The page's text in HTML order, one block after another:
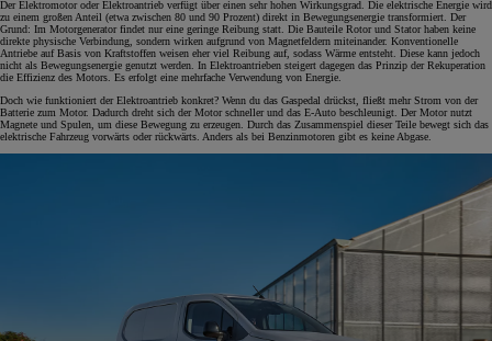
Der Elektromotor oder Elektroantrieb verfügt über einen sehr hohen Wirkungsgrad. Die elektrische Energie wird
zu einem großen Anteil (etwa zwischen 80 und 90 Prozent) direkt in Bewegungsenergie transformiert. Der
Grund: Im Motorgenerator findet nur eine geringe Reibung statt. Die Bauteile Rotor und Stator haben keine
direkte physische Verbindung, sondern wirken aufgrund von Magnetfeldern miteinander. Konventionelle
Antriebe auf Basis von Kraftstoffen weisen eher viel Reibung auf, sodass Wärme entsteht. Diese kann jedoch
nicht als Bewegungsenergie genutzt werden. In Elektroantrieben steigert dagegen das Prinzip der Rekuperation
die Effizienz des Motors. Es erfolgt eine mehrfache Verwendung von Energie.
Doch wie funktioniert der Elektroantrieb konkret? Wenn du das Gaspedal drückst, fließt mehr Strom von der
Batterie zum Motor. Dadurch dreht sich der Motor schneller und das E-Auto beschleunigt. Der Motor nutzt
Magnete und Spulen, um diese Bewegung zu erzeugen. Durch das Zusammenspiel dieser Teile bewegt sich das
elektrische Fahrzeug vorwärts oder rückwärts. Anders als bei Benzinmotoren gibt es keine Abgase.